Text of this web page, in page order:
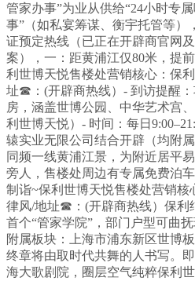
管家办事”为业从供给“24小时专
事”（如私宴筹谋、衡宇托管等）
证预定热线（已正在开辟商官网
案），一：距黄浦江仅80米，提
利世博天悦售楼处营销核心：保
址☎：(开辟商热线）- 到访提醒
房，涵盖世博公园、中华艺术宫
利世博天悦）- 时间：每日
辕实业无限公司结合开辟（均附
同频一线黄浦江景，为附近居平
旁人，售楼处周边有专属免费泊
制诣~保利世博天悦售楼处营销
律风/地址☎：(开辟商热线）保利
首个“管家学院”，部门户型可曲
附属板块：上海市浦东新区世博
终章将由取时代共舞的人书写。
海大歌剧院，圈层空气纯粹保利